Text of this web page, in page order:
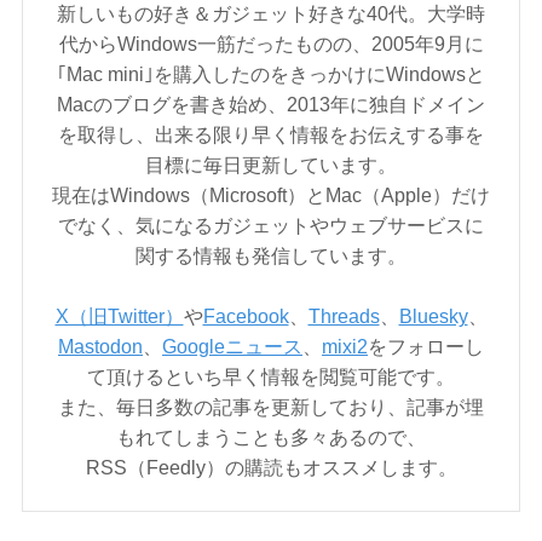
新しいもの好き＆ガジェット好きな40代。大学時
代からWindows一筋だったものの、2005年9月に
｢Mac mini｣を購入したのをきっかけにWindowsと
Macのブログを書き始め、2013年に独自ドメイン
を取得し、出来る限り早く情報をお伝えする事を
目標に毎日更新しています。
現在はWindows（Microsoft）とMac（Apple）だけ
でなく、気になるガジェットやウェブサービスに
関する情報も発信しています。
X（旧Twitter） やFacebook、 Threads、 Bluesky、
Mastodon
Googleニュース mixi2をフォローし
て頂けるといち早く情報を閲覧可能です。
また、毎日多数の記事を更新しており、記事が埋
もれてしまうことも多々あるので、
RSS（Feedly）の購読もオススメします。